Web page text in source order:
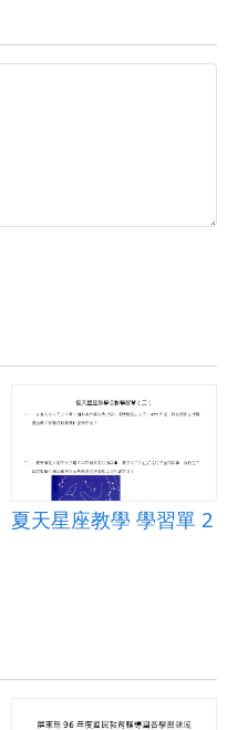
夏天星座教學 學習單 2